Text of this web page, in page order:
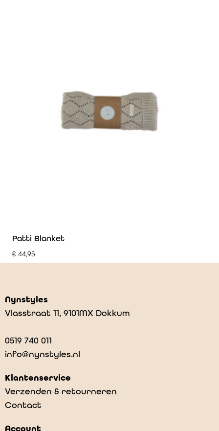
Patti Blanket
€ 44,95
Nynstyles
Vlasstraat 11, 9101MX Dokkum
0519 740 011
info@nynstyles.nl
Klantenservice
Verzenden & retourneren
Contact
Account